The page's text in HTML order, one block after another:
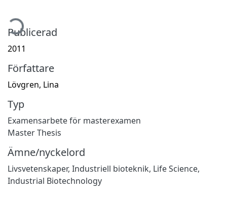
Publicerad
2011
Författare
Lövgren, Lina
Typ
Examensarbete för masterexamen
Master Thesis
Ämne/nyckelord
Livsvetenskaper, Industriell bioteknik, Life Science,
Industrial Biotechnology